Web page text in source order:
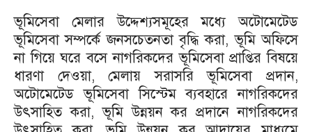
ভূমিসেবা মেলার উদ্দেশ্যসমূহের মধ্যে অটোমেটেড
ভূমিসেবা সম্পর্কে জনসচেতনতা বৃদ্ধি করা, ভূমি অফিসে
না গিয়ে ঘরে বসে নাগরিকদের ভূমিসেবা প্রাপ্তির বিষয়ে
ধারণা দেওয়া, মেলায় সরাসরি ভূমিসেবা প্রদান,
অটোমেটেড ভূমিসেবা সিস্টেম ব্যবহারে নাগরিকদের
উৎসাহিত করা, ভূমি উন্নয়ন কর প্রদানে নাগরিকদের